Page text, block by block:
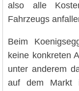
also alle
Fahrzeugs
Beim
keine konkreten
unter anderem
auf dem Markt